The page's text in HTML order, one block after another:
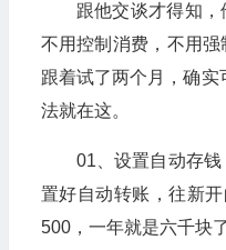
跟他交谈才得知
不用控制消费，不用
跟着试了两个月，确
法就在这。
01、设置自动存
置好自动转账，往新
500，一年就是六千块了